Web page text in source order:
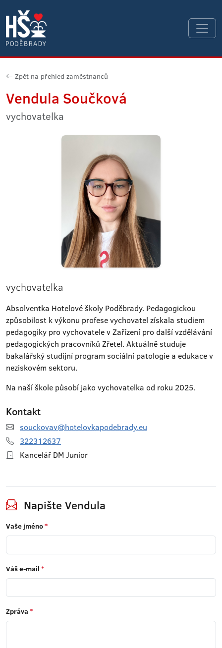
Zpět na přehled zaměstnanců
Vendula Součková
vychovatelka
vychovatelka
Absolventka Hotelové školy Poděbrady. Pedagogickou
způsobilost k výkonu profese vychovatel získala studiem
pedagogiky pro vychovatele v Zařízení pro další vzdělávání
pedagogických pracovníků Zřetel. Aktuálně studuje
bakalářský studijní program sociální patologie a edukace v
neziskovém sektoru.
Na naší škole působí jako vychovatelka od roku 2025.
Kontakt
souckovav@hotelovkapodebrady.eu
322312637
Kancelář DM Junior
Napište Vendula
Vaše jméno*
Váš e-mail *
Zpráva *